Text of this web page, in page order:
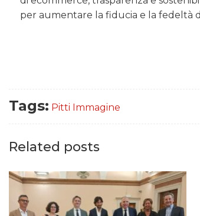
per aumentare la fiducia e la fedeltà
Tags: Pitti Immagine
Related posts